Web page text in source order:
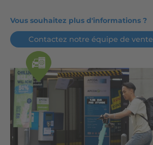
Vous souhaitez plus d'informations ?
Contactez notre équipe de vente